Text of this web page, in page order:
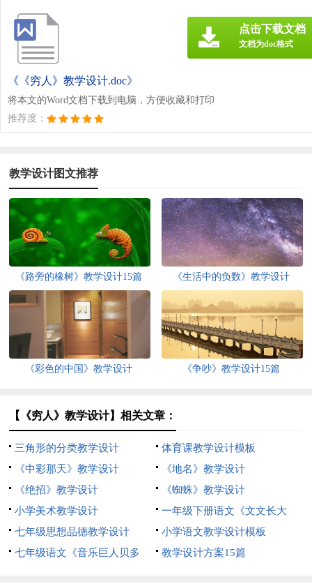
《《穷人》教学设计.doc》
将本文的Word文档下载到电脑，方便收藏和打印
推荐度：
点击下载文档
文档为doc格式
教学设计图文推荐
《路旁的橡树》教学设计15篇 《生活中的负数》教学设计
《彩色的中国》教学设计 《争吵》教学设计15篇
【《穷人》教学设计】相关文章：
三角形的分类教学设计
体育课教学设计模板
《中彩那天》教学设计
《地名》教学设计
《绝招》教学设计
《蜘蛛》教学设计
小学美术教学设计
一年级下册语文《文文长大
了》教学设计
七年级思想品德教学设计
小学语文教学设计模板
七年级语文《音乐巨人贝多
教学设计方案15篇